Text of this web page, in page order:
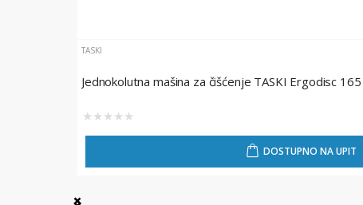
TASKI
Jednokolutna mašina za čišćenje TASKI Ergodisc 165
★ ★ ★ ★ ★
DOSTUPNO NA UPIT